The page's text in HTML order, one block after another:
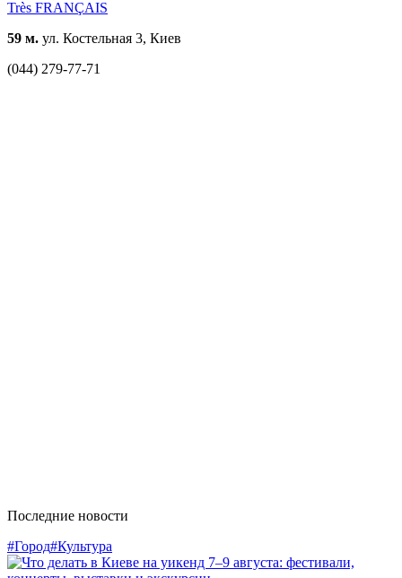
Très FRANÇAIS
59 м. ул. Костельная 3, Киев
(044) 279-77-71
Последние новости
#Город#Культура